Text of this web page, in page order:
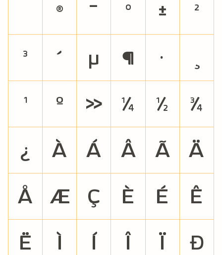
®
¯ ° ±
²
³
´ µ ¶ ·
¹
º » ¼ ½
¾
¿
À Á Â Ã
Ä
Å
Æ Ç È É
Ê
Ë
Ì Í Î Ï
Ð